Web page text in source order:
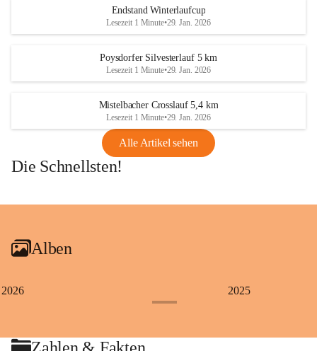
Endstand Winterlaufcup
Lesezeit 1 Minute•29. Jan. 2026
Poysdorfer Silvesterlauf 5 km
Lesezeit 1 Minute•29. Jan. 2026
Mistelbacher Crosslauf 5,4 km
Lesezeit 1 Minute•29. Jan. 2026
Alle Artikel sehen
Die Schnellsten!
+1
Alben
2026 2025
Zahlen & Fakten